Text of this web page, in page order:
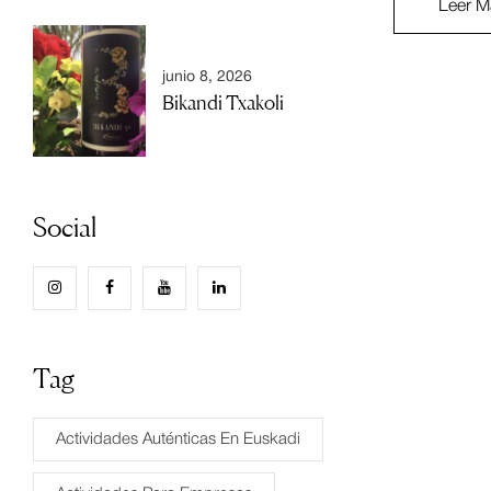
junio 8, 2026
Bikandi Txakoli
Social
Tag
Actividades Auténticas En Euskadi
Leer